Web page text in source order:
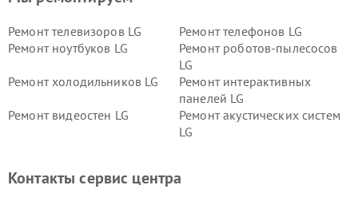
Ремонт телевизоров LG
Ремонт телефонов LG
Ремонт ноутбуков LG
Ремонт роботов-пылесосов
LG
Ремонт холодильников LG
Ремонт интерактивных
панелей LG
Ремонт видеостен LG
Ремонт акустических систем
LG
Ремонт морозильных камер
Ремонт вертикальных
Контакты сервис центра